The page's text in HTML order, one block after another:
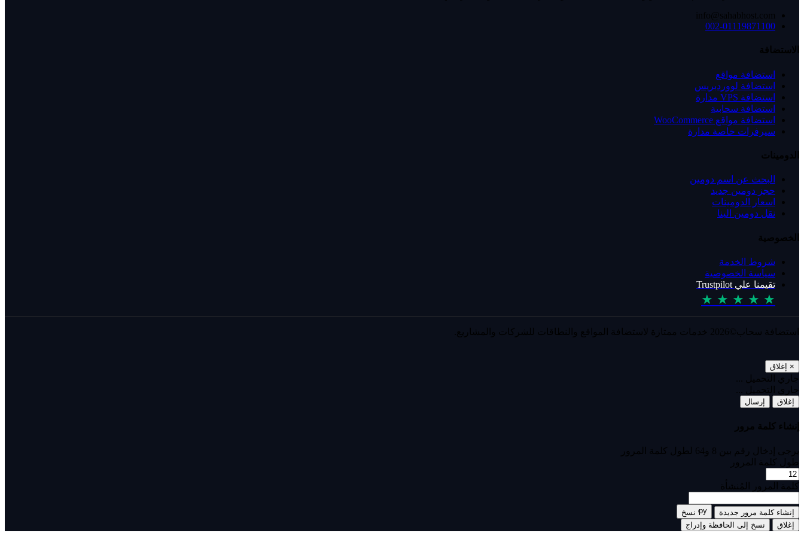
info@sahabhost.com
002-01119871100
الاستضافة
استضافة مواقع
استضافة لووردبريس
استضافة VPS مدارة
استضافة سحابية
استضافة مواقع WooCommerce
سيرفرات خاصة مدارة
الدومينات
البحث عن اسم دومين
حجز دومين جديد
اسعار الدومينات
نقل دومين الينا
الخصوصية
شروط الخدمة
سياسة الخصوصية
تقيمنا علي Trustpilot
★ ★ ★ ★ ★
استضافة سحاب©2026 خدمات ممتازة لاستضافة المواقع والنطاقات للشركات والمشاريع.
× إغلاق
جاري التحميل ...
جاري التحميل ...
إغلاق إرسال
إنشاء كلمة مرور
يرجى إدخال رقم بين 8 و64 لطول كلمة المرور
طول كلمة المرور
كلمة المرور المُنشأة
إنشاء كلمة مرور جديدة
إغلاق
نسخ إلى الحافظة وإدراج